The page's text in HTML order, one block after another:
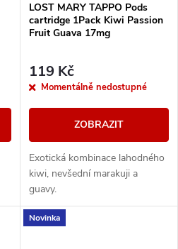
LOST MARY TAPPO Pods
cartridge 1Pack Kiwi Passion
Fruit Guava 17mg
119 Kč
Momentálně nedostupné
ZOBRAZIT
Exotická kombinace lahodného
kiwi, nevšední marakuji a
guavy.
Novinka